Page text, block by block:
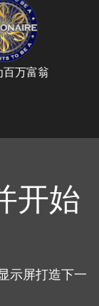
百万富翁
开始
示屏打造下一